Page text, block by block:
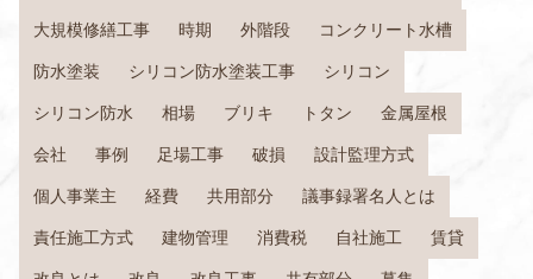
大規模修繕工事 時期 外階段 コンクリート水槽
防水塗装 シリコン防水塗装工事 シリコン
シリコン防水 相場 ブリキ トタン 金属屋根
会社 事例 足場工事 破損 設計監理方式
個人事業主 経費 共用部分 議事録署名人とは
責任施工方式 建物管理 消費税 自社施工 賃貸